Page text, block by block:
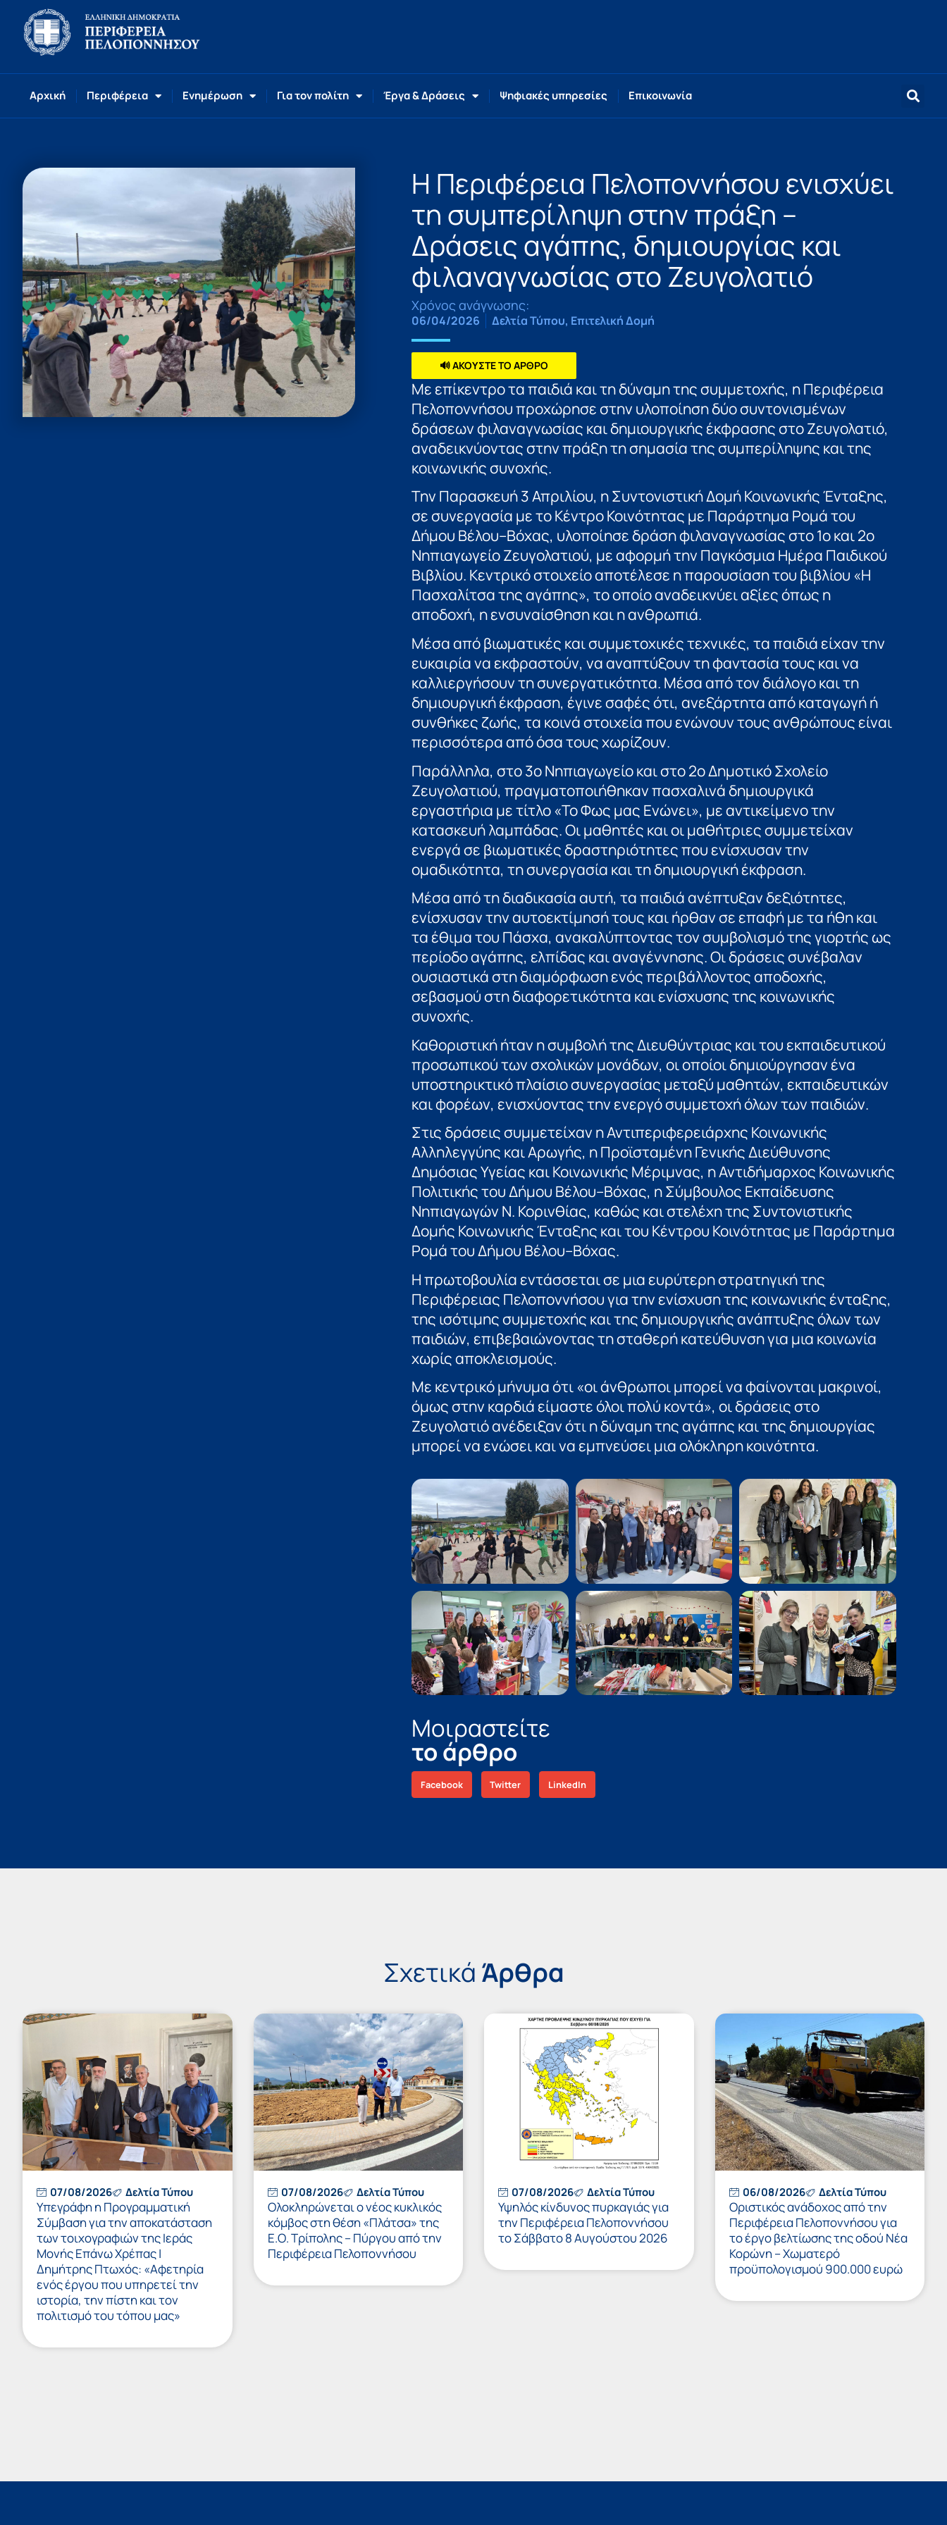
Αρχική Περιφέρεια Ενημέρωση Για τον πολίτη Έργα & Δράσεις Ψηφιακές υπηρεσίες Επικοινωνία
Η Περιφέρεια Πελοποννήσου ενισχύει
τη συμπερίληψη στην πράξη –
Δράσεις αγάπης, δημιουργίας και
φιλαναγνωσίας στο Ζευγολατιό
Χρόνος ανάγνωσης:
06/04/2026 Δελτία Τύπου, Επιτελική Δομή
🔊 ΑΚΟΥΣΤΕ ΤΟ ΑΡΘΡΟ
Με επίκεντρο τα παιδιά και τη δύναμη της συμμετοχής, η Περιφέρεια
Πελοποννήσου προχώρησε στην υλοποίηση δύο συντονισμένων
δράσεων φιλαναγνωσίας και δημιουργικής έκφρασης στο Ζευγολατιό,
αναδεικνύοντας στην πράξη τη σημασία της συμπερίληψης και της
κοινωνικής συνοχής.
Την Παρασκευή 3 Απριλίου, η Συντονιστική Δομή Κοινωνικής Ένταξης,
σε συνεργασία με το Κέντρο Κοινότητας με Παράρτημα Ρομά του
Δήμου Βέλου–Βόχας, υλοποίησε δράση φιλαναγνωσίας στο 1ο και 2ο
Νηπιαγωγείο Ζευγολατιού, με αφορμή την Παγκόσμια Ημέρα Παιδικού
Βιβλίου. Κεντρικό στοιχείο αποτέλεσε η παρουσίαση του βιβλίου «Η
Πασχαλίτσα της αγάπης», το οποίο αναδεικνύει αξίες όπως η
αποδοχή, η ενσυναίσθηση και η ανθρωπιά.
Μέσα από βιωματικές και συμμετοχικές τεχνικές, τα παιδιά είχαν την
ευκαιρία να εκφραστούν, να αναπτύξουν τη φαντασία τους και να
καλλιεργήσουν τη συνεργατικότητα. Μέσα από τον διάλογο και τη
δημιουργική έκφραση, έγινε σαφές ότι, ανεξάρτητα από καταγωγή ή
συνθήκες ζωής, τα κοινά στοιχεία που ενώνουν τους ανθρώπους είναι
περισσότερα από όσα τους χωρίζουν.
Παράλληλα, στο 3ο Νηπιαγωγείο και στο 2ο Δημοτικό Σχολείο
Ζευγολατιού, πραγματοποιήθηκαν πασχαλινά δημιουργικά
εργαστήρια με τίτλο «Το Φως μας Ενώνει», με αντικείμενο την
κατασκευή λαμπάδας. Οι μαθητές και οι μαθήτριες συμμετείχαν
ενεργά σε βιωματικές δραστηριότητες που ενίσχυσαν την
ομαδικότητα, τη συνεργασία και τη δημιουργική έκφραση.
Μέσα από τη διαδικασία αυτή, τα παιδιά ανέπτυξαν δεξιότητες,
ενίσχυσαν την αυτοεκτίμησή τους και ήρθαν σε επαφή με τα ήθη και
τα έθιμα του Πάσχα, ανακαλύπτοντας τον συμβολισμό της γιορτής ως
περίοδο αγάπης, ελπίδας και αναγέννησης. Οι δράσεις συνέβαλαν
ουσιαστικά στη διαμόρφωση ενός περιβάλλοντος αποδοχής,
σεβασμού στη διαφορετικότητα και ενίσχυσης της κοινωνικής
συνοχής.
Καθοριστική ήταν η συμβολή της Διευθύντριας και του εκπαιδευτικού
προσωπικού των σχολικών μονάδων, οι οποίοι δημιούργησαν ένα
υποστηρικτικό πλαίσιο συνεργασίας μεταξύ μαθητών, εκπαιδευτικών
και φορέων, ενισχύοντας την ενεργό συμμετοχή όλων των παιδιών.
Στις δράσεις συμμετείχαν η Αντιπεριφερειάρχης Κοινωνικής
Αλληλεγγύης και Αρωγής, η Προϊσταμένη Γενικής Διεύθυνσης
Δημόσιας Υγείας και Κοινωνικής Μέριμνας, η Αντιδήμαρχος Κοινωνικής
Πολιτικής του Δήμου Βέλου–Βόχας, η Σύμβουλος Εκπαίδευσης
Νηπιαγωγών Ν. Κορινθίας, καθώς και στελέχη της Συντονιστικής
Δομής Κοινωνικής Ένταξης και του Κέντρου Κοινότητας με Παράρτημα
Ρομά του Δήμου Βέλου–Βόχας.
Η πρωτοβουλία εντάσσεται σε μια ευρύτερη στρατηγική της
Περιφέρειας Πελοποννήσου για την ενίσχυση της κοινωνικής ένταξης,
της ισότιμης συμμετοχής και της δημιουργικής ανάπτυξης όλων των
παιδιών, επιβεβαιώνοντας τη σταθερή κατεύθυνση για μια κοινωνία
χωρίς αποκλεισμούς.
Με κεντρικό μήνυμα ότι «οι άνθρωποι μπορεί να φαίνονται μακρινοί,
όμως στην καρδιά είμαστε όλοι πολύ κοντά», οι δράσεις στο
Ζευγολατιό ανέδειξαν ότι η δύναμη της αγάπης και της δημιουργίας
μπορεί να ενώσει και να εμπνεύσει μια ολόκληρη κοινότητα.
Μοιραστείτε
το άρθρο
Facebook Twitter LinkedIn
Σχετικά Άρθρα
07/08/2026 Δελτία Τύπου
Υπεγράφη η Προγραμματική
Σύμβαση για την αποκατάσταση
των τοιχογραφιών της Ιεράς
Μονής Επάνω Χρέπας |
Δημήτρης Πτωχός: «Αφετηρία
ενός έργου που υπηρετεί την
ιστορία, την πίστη και τον
πολιτισμό του τόπου μας»
07/08/2026 Δελτία Τύπου
Ολοκληρώνεται ο νέος κυκλικός
κόμβος στη θέση «Πλάτσα» της
Ε.Ο. Τρίπολης – Πύργου από την
Περιφέρεια Πελοποννήσου
07/08/2026 Δελτία Τύπου
Υψηλός κίνδυνος πυρκαγιάς για
την Περιφέρεια Πελοποννήσου
το Σάββατο 8 Αυγούστου 2026
06/08/2026 Δελτία Τύπου
Οριστικός ανάδοχος από την
Περιφέρεια Πελοποννήσου για
το έργο βελτίωσης της οδού Νέα
Κορώνη – Χωματερό
προϋπολογισμού 900.000 ευρώ